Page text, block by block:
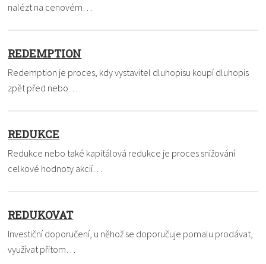
nalézt na cenovém…
REDEMPTION
Redemption je proces, kdy vystavitel dluhopisu koupí dluhopis
zpět před nebo…
REDUKCE
Redukce nebo také kapitálová redukce je proces snižování
celkové hodnoty akcií…
REDUKOVAT
Investiční doporučení, u něhož se doporučuje pomalu prodávat,
využívat přitom…